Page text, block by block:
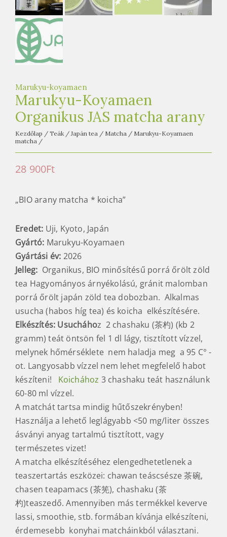
t
e
a
h
z
Marukyu-koyamaen
Marukyu-Koyamaen
Organikus JAS matcha arany
Kezdőlap / Teák / Japán tea / Matcha / Marukyu-Koyamaen
matcha /
28 900Ft
„BIO arany matcha * koicha”
Eredet: Uji, Kyoto, Japán
Gyártó: Marukyu-Koyamaen
Gyártási év: 2026
Jelleg: Organikus, BIO minősítésű porrá őrölt zöld
tea Hagyományos árnyékolású, gránit malomban
porrá őrölt japán zöld tea dobozban. Alkalmas
usucha (habos híg tea) és koicha elkészítésére.
Elkészítés: Usuchához 2 chashaku (茶杓) (kb 2
gramm) teát öntsön fel 1 dl lágy, tisztított vízzel,
melynek hőmérséklete nem haladja meg a 95 C° -
ot. Langyosabb vízzel nem lehet megfelelő habot
készíteni! Koichához 3 chashaku teát használunk
60-80 ml vízzel.
A matchát tartsa mindig hűtőszekrényben!
Használja a lehető leglágyabb <50 mg/liter összes
ásványi anyag tartalmú tisztított, vagy
természetes vizet!
A matcha elkészítéséhez elengedhetetlenek a
teaszertartás eszközei: chawan teáscsésze 茶碗,
chasen teapamacs (茶筅), chashaku (茶
杓)teaszedő. Amennyiben más termékkel keverve
lassi, smoothie, stb. formában kívánja elkészíteni,
érdemesebb konyhai matcháinkból választani.